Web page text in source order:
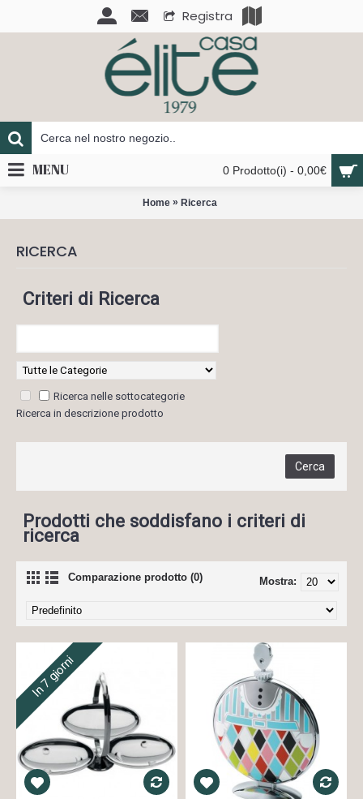
Registra
0 Prodotto(i) - 0,00€
MENU
Home» Ricerca
RICERCA
Criteri di Ricerca
Ricerca nelle sottocategorie
Ricerca in descrizione prodotto
Prodotti che soddisfano i criteri di
ricerca
Comparazione prodotto (0) Mostra:
In 7 giorni